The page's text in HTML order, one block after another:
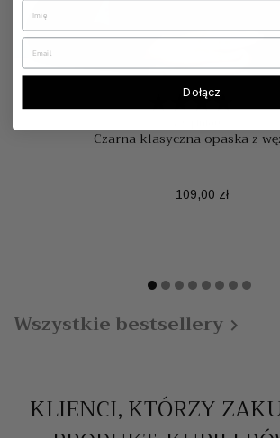
Czarna klasyczna opaska z
Cena
109,00 zł
Wszystkie bestsellery 
KLIENCI, KTÓRZY
Dołącz